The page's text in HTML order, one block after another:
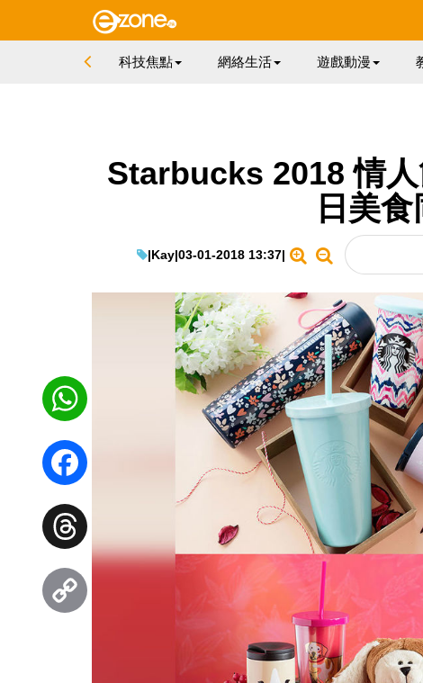
科技焦點 網絡生活 遊戲動漫
Starbucks 2018 情
日美
|Kay|03-01-2018 13:37|
WhatsApp
Facebook
Threads